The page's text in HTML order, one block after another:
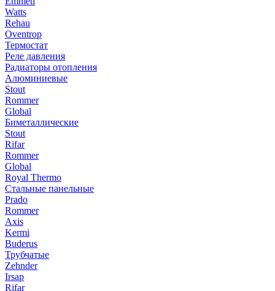
Watts
Rehau
Oventrop
Термостат
Реле давления
Радиаторы отопления
Алюминиевые
Stout
Rommer
Global
Биметаллические
Stout
Rifar
Rommer
Global
Royal Thermo
Стальные панельные
Prado
Rommer
Axis
Kermi
Buderus
Трубчатые
Zehnder
Irsap
Rifar